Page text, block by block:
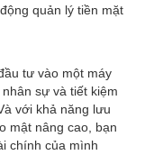
quản lý tiền mặt
tư vào một máy
sự và tiết kiệm
với khả năng lưu
mật nâng cao, bạn
chính của mình